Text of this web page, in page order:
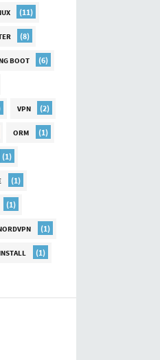
(11)
(8)
BOOT (6)
VPN (2)
ORM (1)
(1)
(1)
(1)
(1)
(1)